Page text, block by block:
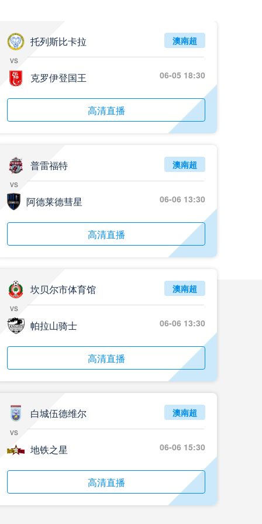
托列斯比卡拉
vs
克罗伊登国王
澳南超
06-05 18:30
高清直播
普雷福特
vs
阿德莱德彗星
澳南超
06-06 13:30
高清直播
坎贝尔市体育馆
vs
帕拉山骑士
澳南超
06-06 13:30
高清直播
白城伍德维尔
vs
地铁之星
澳南超
06-06 15:30
高清直播